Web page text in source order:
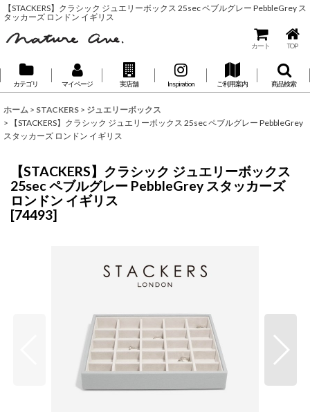
【STACKERS】クラシック ジュエリーボックス 25sec ペブルグレー PebbleGrey ス
タッカーズ ロンドン イギリス
カート TOP
カテゴリ マイページ 実店舗 Inspiration ご利用案内 商品検索
ホーム > STACKERS > ジュエリーボックス
>
【STACKERS】クラシック ジュエリーボックス 25sec ペブルグレー PebbleGrey
スタッカーズ ロンドン イギリス
【STACKERS】クラシック ジュエリーボックス
25sec ペブルグレー PebbleGrey スタッカーズ
ロンドン イギリス
[74493]